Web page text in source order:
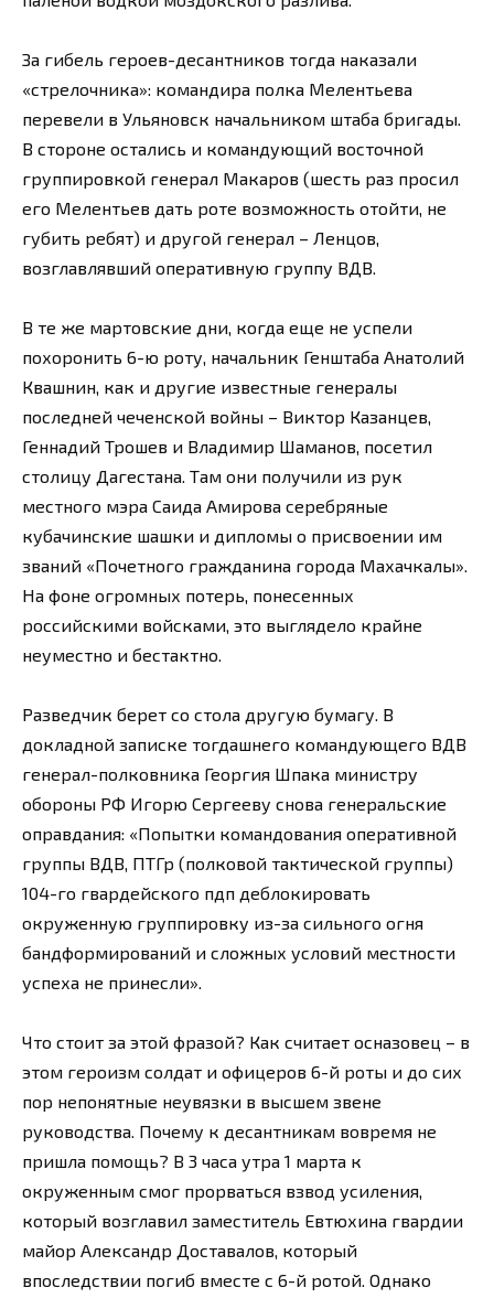
За гибель героев-десантников тогда наказали
«стрелочника»: командира полка Мелентьева
перевели в Ульяновск начальником штаба бригады.
В стороне остались и командующий восточной
группировкой генерал Макаров (шесть раз просил
его Мелентьев дать роте возможность отойти, не
губить ребят) и другой генерал – Ленцов,
возглавлявший оперативную группу ВДВ.
В те же мартовские дни, когда еще не успели
похоронить 6-ю роту, начальник Генштаба Анатолий
Квашнин, как и другие известные генералы
последней чеченской войны – Виктор Казанцев,
Геннадий Трошев и Владимир Шаманов, посетил
столицу Дагестана. Там они получили из рук
местного мэра Саида Амирова серебряные
кубачинские шашки и дипломы о присвоении им
званий «Почетного гражданина города Махачкалы».
На фоне огромных потерь, понесенных
российскими войсками, это выглядело крайне
неуместно и бестактно.
Разведчик берет со стола другую бумагу. В
докладной записке тогдашнего командующего ВДВ
генерал-полковника Георгия Шпака министру
обороны РФ Игорю Сергееву снова генеральские
оправдания: «Попытки командования оперативной
группы ВДВ, ПТГр (полковой тактической группы)
104-го гвардейского пдп деблокировать
окруженную группировку из-за сильного огня
бандформирований и сложных условий местности
успеха не принесли».
Что стоит за этой фразой? Как считает осназовец – в
этом героизм солдат и офицеров 6-й роты и до сих
пор непонятные неувязки в высшем звене
руководства. Почему к десантникам вовремя не
пришла помощь? В 3 часа утра 1 марта к
окруженным смог прорваться взвод усиления,
который возглавил заместитель Евтюхина гвардии
майор Александр Доставалов, который
впоследствии погиб вместе с 6-й ротой. Однако